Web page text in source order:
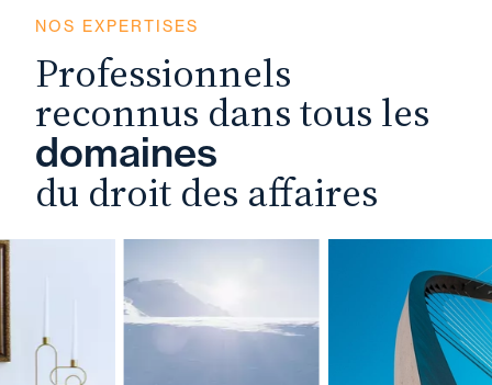
NOS EXPERTISES
Professionnels
reconnus dans tous les
domaines
du droit des affaires